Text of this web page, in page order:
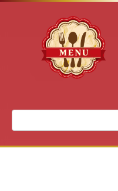
Перейти
Поиск: